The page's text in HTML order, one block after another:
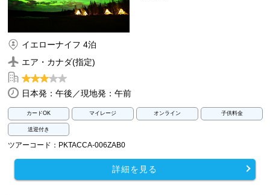
イエローナイフ 4泊
エア・カナダ(指定)
日本発：午後／現地発：午前
カードOK マイレージ オンライン 子供料金
送迎付き
ツアーコード：PKTACCA-006ZAB0
詳細を見る